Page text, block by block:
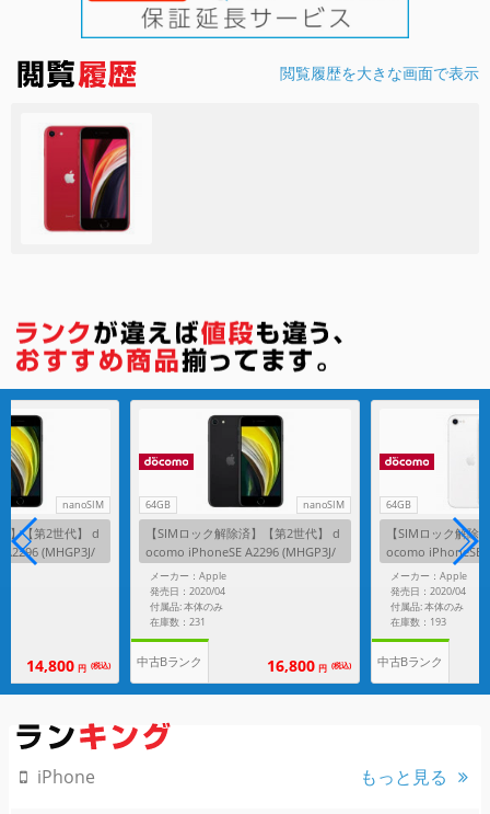
閲覧履歴を大きな画面で表示
nanoSIM
】【第2世代】 d
(MHGP3J/
14,800 円 (税込)
64GB nanoSIM
【SIMロック解除済】【第2世代】 d
ocomo iPhoneSE A2296 (MHGP3J/
A) 64GB ブラック
メーカー：Apple
発売日：2020/04
付属品: 本体のみ
在庫数：231
中古Bランク 16,800 円 (税込)
64GB
【SIMロック解除
ocomo iPhoneSE
A) 64GB ホワイト
メーカー：Apple
発売日：2020/04
付属品: 本体のみ
在庫数：193
中古Bランク
iPhone もっと見る